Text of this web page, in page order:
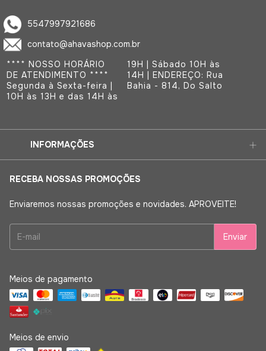
5547997921686
contato@ahavashop.com.br
**** NOSSO HORÁRIO
DE ATENDIMENTO ****
Segunda à Sexta-feira |
10H às 13H e das 14H às
19H | Sábado 10H às
14H | ENDEREÇO: Rua
Bahia - 814, Do Salto
INFORMAÇÕES
RECEBA NOSSAS PROMOÇÕES
Enviaremos nossas promoções e novidades. APROVEITE!
Meios de pagamento
Meios de envio